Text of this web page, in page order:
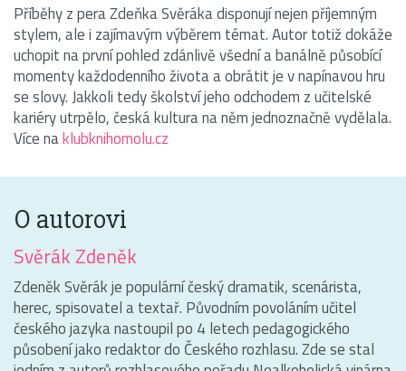
Příběhy z pera Zdeňka Svěráka disponují nejen příjemným
stylem, ale i zajímavým výběrem témat. Autor totiž dokáže
uchopit na první pohled zdánlivě všední a banálně působící
momenty každodenního života a obrátit je v napínavou hru
se slovy. Jakkoli tedy školství jeho odchodem z učitelské
kariéry utrpělo, česká kultura na něm jednoznačně vydělala.
Více naklubknihomolu.cz
O autorovi
Svěrák Zdeněk
Zdeněk Svěrák je populární český dramatik, scenárista,
herec, spisovatel a textař. Původním povoláním učitel
českého jazyka nastoupil po 4 letech pedagogického
působení jako redaktor do Českého rozhlasu. Zde se stal